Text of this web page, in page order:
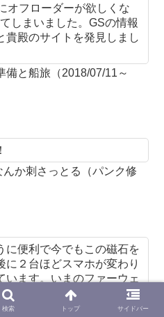
オフローダーが欲しくな
しまいました。GSの情報
貴殿のサイトを発見しまし
と船旅（2018/07/11～
んか刺さっとる（パンク修
に便利で今でもこの磁石を
２台ほどスマホが変わり
います。いまのファーウェ
が特に故障もなく順調。オ
検索 トップ サイドバー